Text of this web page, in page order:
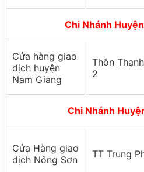
Chi Nhánh
Cửa hàng giao
dịch huyện
Nam Giang
Thôn
2
Chi Nhánh
Cửa Hàng giao
dịch Nông Sơn
TT Trung